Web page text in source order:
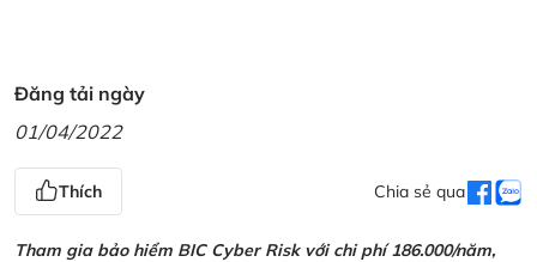
Đăng tải ngày
01/04/2022
Thích Chia sẻ qua
Tham gia bảo hiểm BIC Cyber Risk với chi phí 186.000/năm,